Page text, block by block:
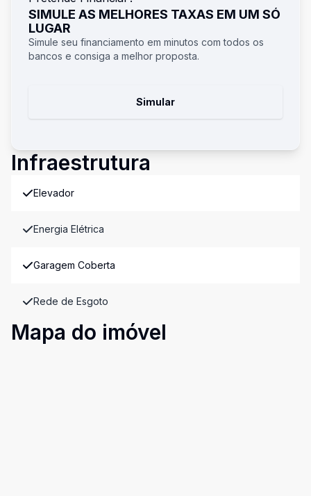
SIMULE AS MELHORES TAXAS EM UM SÓ
LUGAR
Simule seu financiamento em minutos com todos os
bancos e consiga a melhor proposta.
Simular
Infraestrutura
Elevador
Energia Elétrica
Garagem Coberta
Rede de Esgoto
Mapa do imóvel